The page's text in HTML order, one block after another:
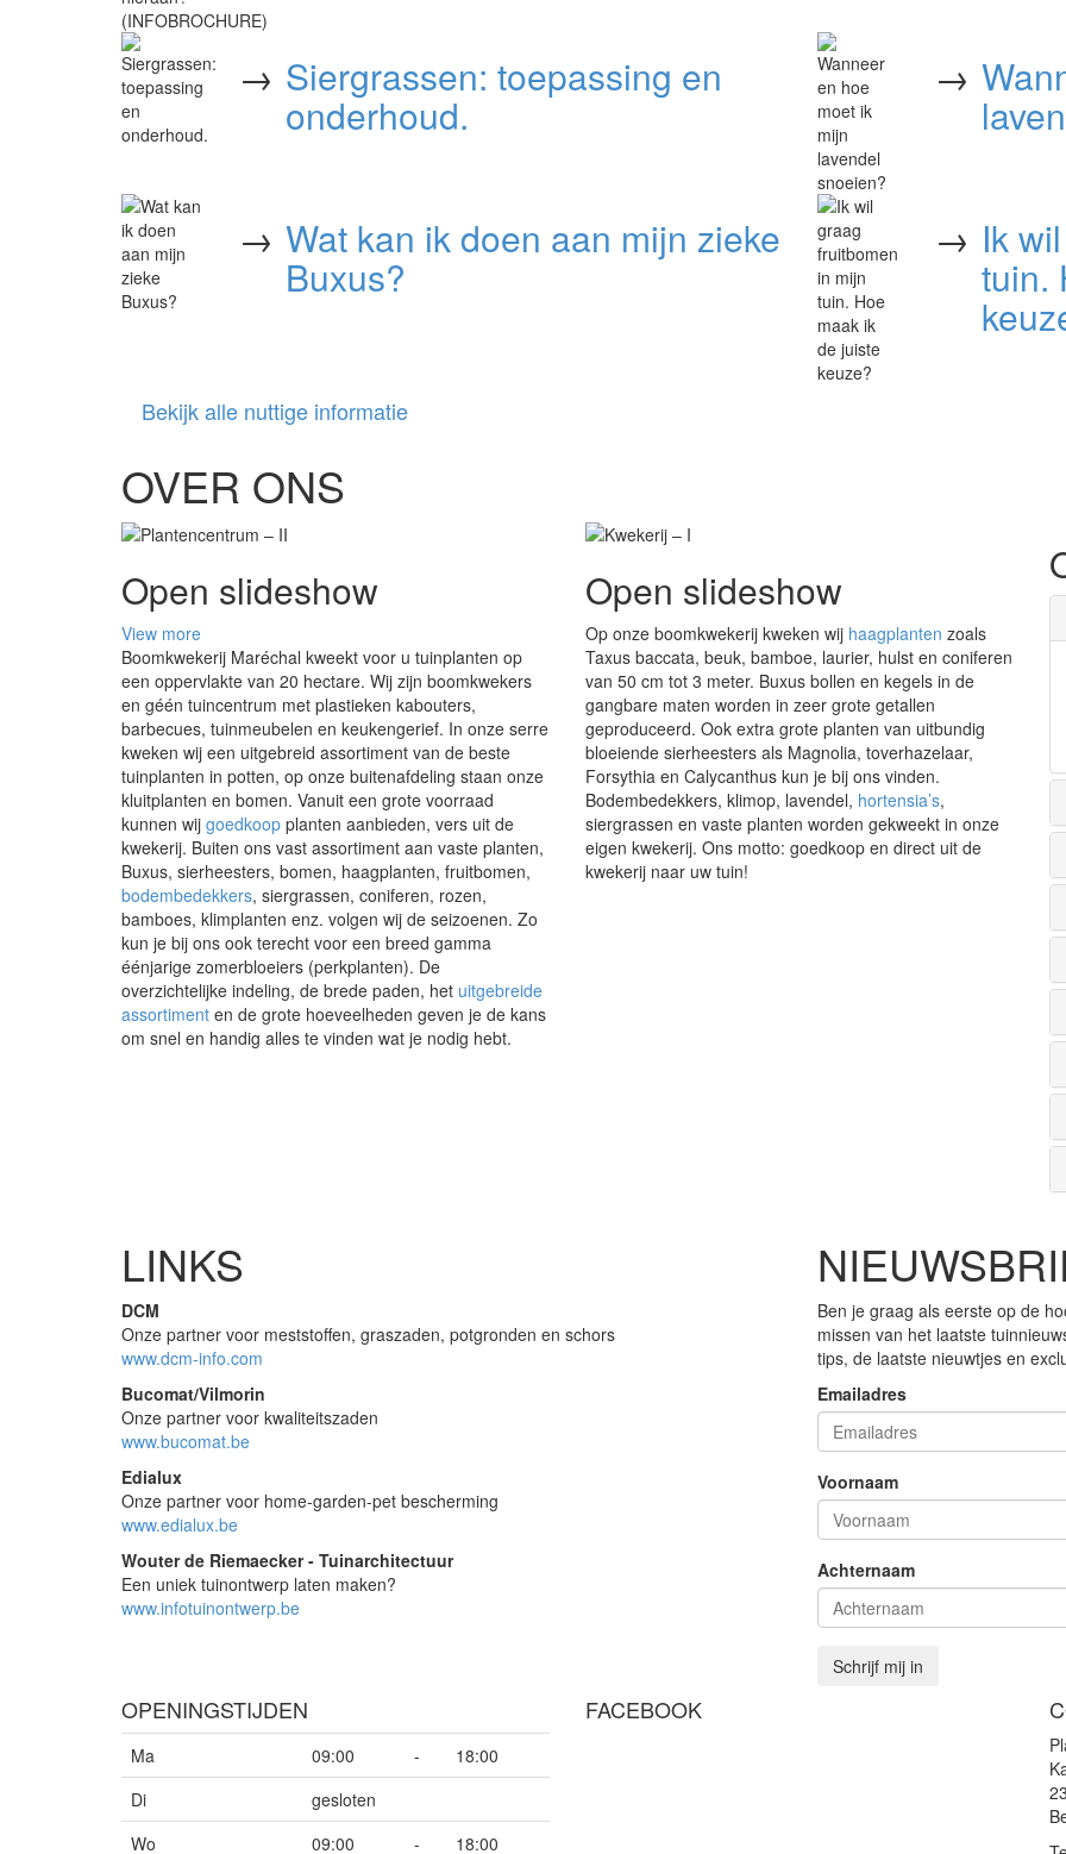
→ Siergrassen: toepassing en
onderhoud.
→
→ Wat kan ik doen aan mijn zieke
Buxus?
→ Ik
tuin.
Bekijk alle nuttige informatie
OVER ONS
Open slideshow
View more
Boomkwekerij Maréchal kweekt voor u tuinplanten op
een oppervlakte van 20 hectare. Wij zijn boomkwekers
en géén tuincentrum met plastieken kabouters,
barbecues, tuinmeubelen en keukengerief. In onze serre
kweken wij een uitgebreid assortiment van de beste
tuinplanten in potten, op onze buitenafdeling staan onze
kluitplanten en bomen. Vanuit een grote voorraad
kunnen wij goedkoop planten aanbieden, vers uit de
kwekerij. Buiten ons vast assortiment aan vaste planten,
Buxus, sierheesters, bomen, haagplanten, fruitbomen,
bodembedekkers, siergrassen, coniferen, rozen,
bamboes, klimplanten enz. volgen wij de seizoenen. Zo
kun je bij ons ook terecht voor een breed gamma
éénjarige zomerbloeiers (perkplanten). De
overzichtelijke indeling, de brede paden, het uitgebreide
assortiment en de grote hoeveelheden geven je de kans
om snel en handig alles te vinden wat je nodig hebt.
Open slideshow
Op onze boomkwekerij kweken wij haagplanten zoals
Taxus baccata, beuk, bamboe, laurier, hulst en coniferen
van 50 cm tot 3 meter. Buxus bollen en kegels in de
gangbare maten worden in zeer grote getallen
geproduceerd. Ook extra grote planten van uitbundig
bloeiende sierheesters als Magnolia, toverhazelaar,
Forsythia en Calycanthus kun je bij ons vinden.
Bodembedekkers, klimop, lavendel, hortensia’s,
siergrassen en vaste planten worden gekweekt in onze
eigen kwekerij. Ons motto: goedkoop en direct uit de
kwekerij naar uw tuin!
LINKS
DCM
Onze partner voor meststoffen, graszaden, potgronden en schors
www.dcm-info.com
Bucomat/Vilmorin
Onze partner voor kwaliteitszaden
www.bucomat.be
Edialux
Onze partner voor home-garden-pet bescherming
www.edialux.be
Wouter de Riemaecker - Tuinarchitectuur
Een uniek tuinontwerp laten maken?
www.infotuinontwerp.be
Ben je graag als eerste op de
missen van het laatste
tips, de laatste nieuwtjes en
Emailadres
Voornaam
Achternaam
Schrijf mij in
OPENINGSTIJDEN
Ma 09:00 -
18:00
Di
gesloten
Wo
09:00 - 18:00
FACEBOOK